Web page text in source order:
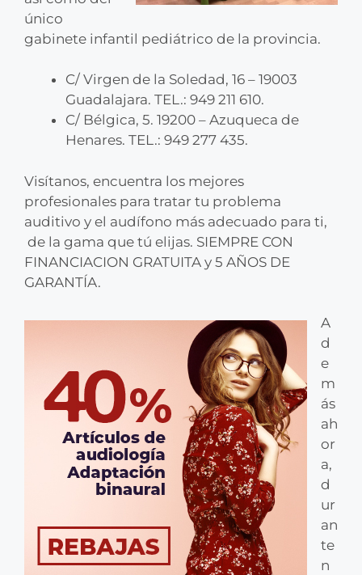
único
gabinete infantil pediátrico de la provincia.
C/ Virgen de la Soledad, 16 – 19003
Guadalajara. TEL.: 949 211 610.
C/ Bélgica, 5. 19200 – Azuqueca de
Henares. TEL.: 949 277 435.
Visítanos, encuentra los mejores
profesionales para tratar tu problema
auditivo y el audífono más adecuado para ti,
de la gama que tú elijas. SIEMPRE CON
FINANCIACION GRATUITA y 5 AÑOS DE
GARANTÍA.
A
d
e
m
ás
ah
or
a,
d
ur
an
te
n